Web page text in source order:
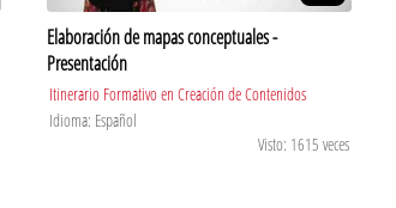
Elaboración de mapas conceptuales -
Presentación
Itinerario Formativo en Creación de Contenidos
Idioma: Español
Visto: 1615 veces